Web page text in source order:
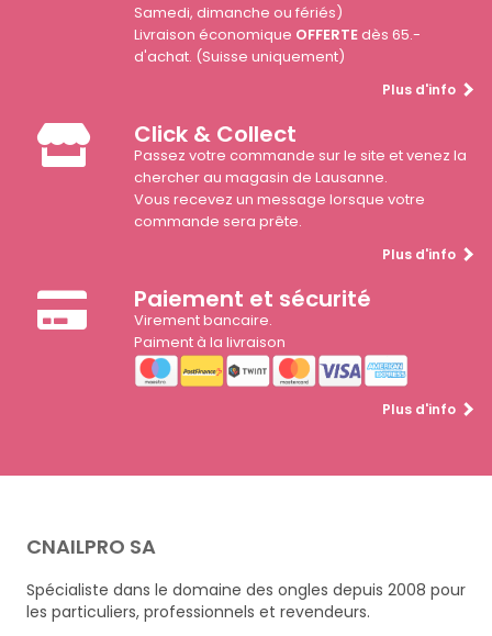
Samedi, dimanche ou fériés)
Livraison économique OFFERTEdès 65.-
d'achat. (Suisse uniquement)
Plus d'info
Click & Collect
Passez votre commande sur le site et venez la
chercher au magasin de Lausanne.
Vous recevez un message lorsque votre
commande sera prête.
Plus d'info
Paiement et sécurité
Virement bancaire.
Paiment à la livraison
Plus d'info
CNAILPRO SA
Spécialiste dans le domaine des ongles depuis 2008 pour
les particuliers, professionnels et revendeurs.